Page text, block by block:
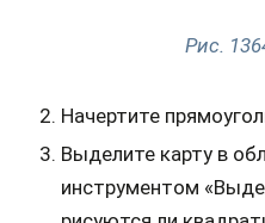
Рис.
Начертите
Выделите карту в
инструментом